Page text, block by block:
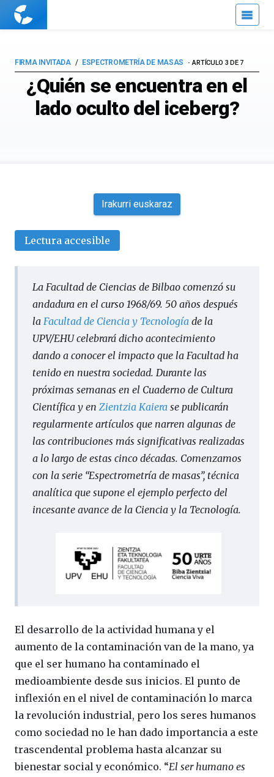
Cuaderno
¿Quién se encuentra en el
lado oculto del iceberg?
FIRMA INVITADA ESPECTROMETRÍA DE MASAS ARTÍCULO 3 DE 7
Irakurri euskaraz
Lectura accesible
La Facultad de Ciencias de Bilbao comenzó su
andadura en el curso 1968/69. 50 años después
la Facultad de Ciencia y Tecnología de la
UPV/EHUcelebrará dicho acontecimiento
dando a conocer el impacto que la Facultad ha
tenido en nuestra sociedad. Durante las
próximas semanas en el Cuaderno de Cultura
Científica y en Zientzia Kaiera se publicarán
regularmente artículos que narren algunas de
las contribuciones más significativas realizadas
a lo largo de estas cinco décadas. Comenzamos
con la serie “Espectrometría de masas”, técnica
analítica que supone el ejemplo perfecto del
incesante avance de la Ciencia y la Tecnología.
El desarrollo de la actividad humana y el
aumento de la contaminación van de la mano, ya
que el ser humano ha contaminado el
medioambiente desde sus inicios. El punto de
inflexión en el nivel de contaminación lo marca
la revolución industrial, pero los seres humanos
como sociedad no le han dado importancia a este
trascendental problema hasta alcanzar su
bienestar social y económico. “El ser humano es